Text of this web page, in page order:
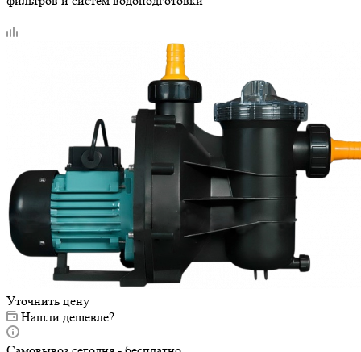
Уточнить цену
Нашли дешевле?